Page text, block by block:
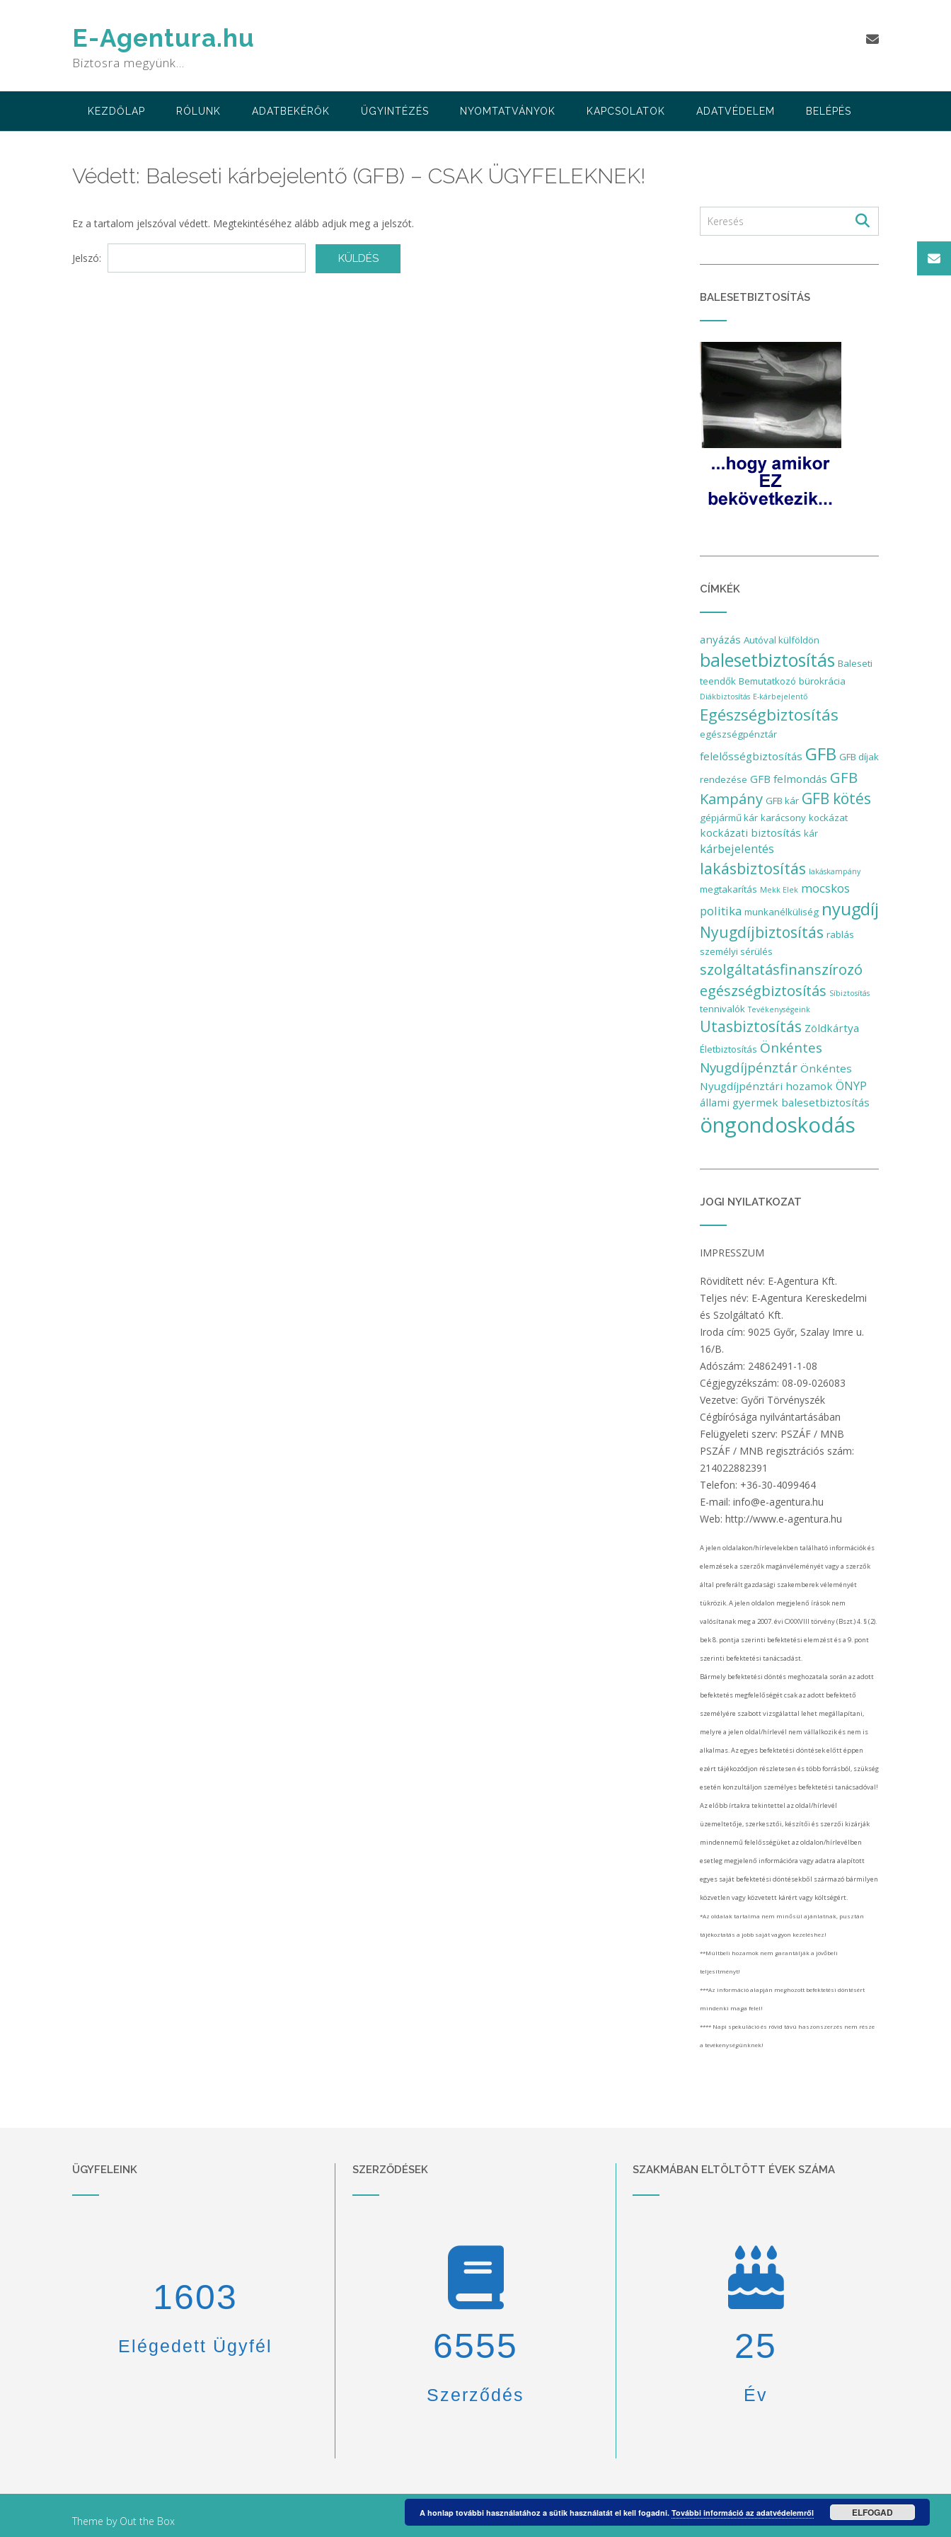
E-Agentura.hu
Biztosra megyünk…
KEZDŐLAP RÓLUNK ADATBEKÉRŐK ÜGYINTÉZÉS NYOMTATVÁNYOK KAPCSOLATOK ADATVÉDELEM BELÉPÉS
Védett: Baleseti kárbejelentő (GFB) – CSAK ÜGYFELEKNEK!
Ez a tartalom jelszóval védett. Megtekintéséhez alább adjuk meg a jelszót.
Jelszó:
BALESETBIZTOSÍTÁS
CÍMKÉK
anyázás Autóval külföldön
balesetbiztosítás Baleseti
teendők Bemutatkozó bürokrácia
Diákbiztosítás E-kárbejelentő
Egészségbiztosítás
egészségpénztár
felelősségbiztosítás GFB GFB díjak
rendezése GFB felmondás GFB
Kampány GFB kár GFB kötés
gépjármű kár karácsony kockázat
kockázati biztosítás kár
kárbejelentés
lakásbiztosítás lakáskampány
megtakarítás Mekk Elek mocskos
politika munkanélküliség nyugdíj
Nyugdíjbiztosítás rablás
személyi sérülés
szolgáltatásfinanszírozó
egészségbiztosítás Síbiztosítás
tennivalók Tevékenységeink
Utasbiztosítás Zöldkártya
Életbiztosítás Önkéntes
Nyugdíjpénztár Önkéntes
Nyugdíjpénztári hozamok ÖNYP
állami gyermek balesetbiztosítás
öngondoskodás
JOGI NYILATKOZAT
IMPRESSZUM
Rövidített név: E-Agentura Kft.
Teljes név: E-Agentura Kereskedelmi
és Szolgáltató Kft.
Iroda cím: 9025 Győr, Szalay Imre u.
16/B.
Adószám: 24862491-1-08
Cégjegyzékszám: 08-09-026083
Vezetve: Győri Törvényszék
Cégbírósága nyilvántartásában
Felügyeleti szerv: PSZÁF / MNB
PSZÁF / MNB regisztrációs szám:
214022882391
Telefon: +36-30-4099464
E-mail: info@e-agentura.hu
Web: http://www.e-agentura.hu
A jelen oldalakon/hírlevelekben található információk és
elemzések a szerzők magánvéleményét vagy a szerzők
által preferált gazdasági szakemberek véleményét
tükrözik. A jelen oldalon megjelenő írások nem
valósítanak meg a 2007. évi CXXXVIII törvény (Bszt.) 4. § (2).
bek 8. pontja szerinti befektetési elemzést és a 9. pont
szerinti befektetési tanácsadást.
Bármely befektetési döntés meghozatala során az adott
befektetés megfelelőségét csak az adott befektető
személyére szabott vizsgálattal lehet megállapítani,
melyre a jelen oldal/hírlevél nem vállalkozik és nem is
alkalmas. Az egyes befektetési döntések előtt éppen
ezért tájékozódjon részletesen és több forrásból, szükség
esetén konzultáljon személyes befektetési tanácsadóval!
Az előbb írtakra tekintettel az oldal/hírlevél
üzemeltetője, szerkesztői, készítői és szerzői kizárják
mindennemű felelősségüket az oldalon/hírlevélben
esetleg megjelenő információra vagy adatra alapított
egyes saját befektetési döntésekből származó bármilyen
közvetlen vagy közvetett kárért vagy költségért.
*Az oldalak tartalma nem minősül ajánlatnak, pusztán
tájékoztatás a jobb saját vagyon kezeléshez!
**Múltbeli hozamok nem garantálják a jövőbeli
teljesítményt!
***Az információ alapján meghozott befektetési döntésért
mindenki maga felel!
**** Napi spekuláció és rövid távú haszonszerzés nem része
a tevékenységünknek!
ÜGYFELEINK
1670
Elégedett Ügyfél
SZERZŐDÉSEK
6900
Szerződés
SZAKMÁBAN ELTÖLTÖTT ÉVEK SZÁMA
26
Év
Theme by Out the Box
A honlap további használatához a sütik használatát el kell fogadni. További információ az adatvédelemről ELFOGAD